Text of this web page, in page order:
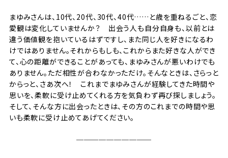
まゆみさんは、10代、20代、30代、40代……と歳を重ねるごと、恋
愛観は変化していませんか？ 出会う人も自分自身も、以前とは
違う価値観を抱いているはずですし、また同じ人を好きになるわ
けではありません。それからもしも、これからまた好きな人ができ
て、心の距離ができることがあっても、まゆみさんが悪いわけでも
ありません。ただ相性が合わなかっただけ。そんなときは、さらっと
からっと、さあ次へ！ これまでまゆみさんが経験してきた時間や
思いを、柔軟に受け止めてくれる方を気負わず再び探しましょう。
そして、そんな方に出会ったときは、その方のこれまでの時間や思
いも柔軟に受け止めてあげてください。
──────────